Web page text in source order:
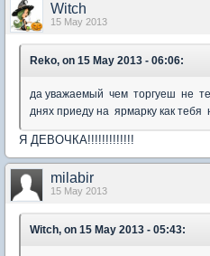
Witch
15 May 2013
Reko, on 15 May 2013 - 06:06:
да уважаемый чем торгуеш не
днях приеду на ярмарку как тебя
Я ДЕВОЧКА!!!!!!!!!!!!!
milabir
15 May 2013
Witch, on 15 May 2013 - 05:43: